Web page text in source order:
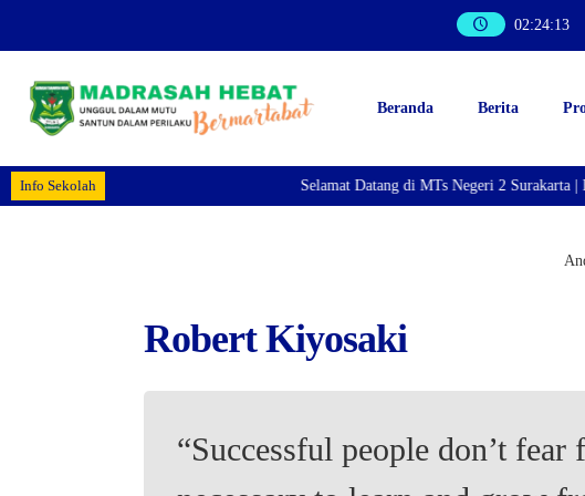
02:24:13
Beranda Berita
Info Sekolah Selamat Datang di MTs Negeri 2 Surakarta |
Robert Kiyosaki
“Successful people don’t